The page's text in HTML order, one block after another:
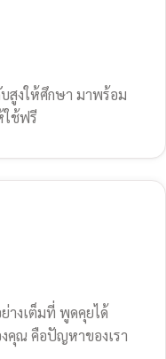
สูงให้ศึกษา มาพร้อม
ใช้ฟรี
งเต็มที่ พูดคุยได้
ณ คือปัญหาของเรา